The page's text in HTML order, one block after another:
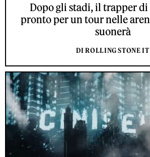
Dopo gli stadi, il trapper di
pronto per un tour nelle
suonerà
DI ROLLING STONE IT